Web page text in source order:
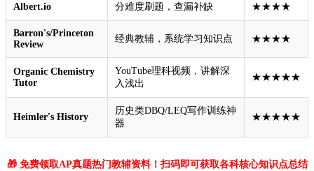
Albert.io 分难度刷题，查漏补缺 ★★★★
Barron's/Princeton
Review
经典教辅，系统学习知识点 ★★★★
Organic Chemistry
Tutor
YouTube理科视频，讲解深
入浅出
★★★★★
Heimler's History
历史类DBQ/LEQ写作训练神
器
★★★★★
🎁 免费领取AP真题热门教辅资料！扫码即可获取各科核心知识点总结